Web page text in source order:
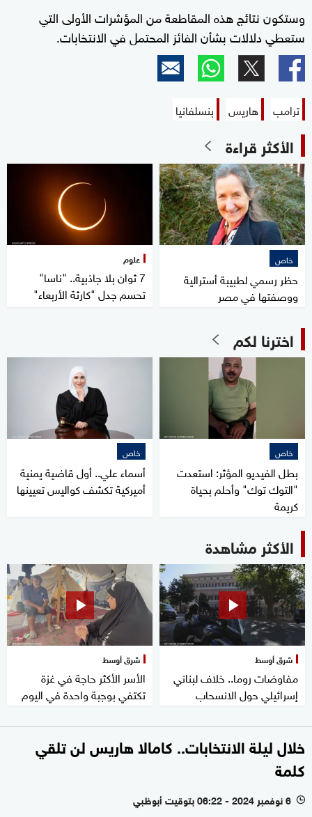
وستكون نتائج هذه المقاطعة من المؤشرات الأولى التي
ستعطي دلالات بشأن الفائز المحتمل في الانتخابات.
ترامب هاريس بنسلفانيا
الأكثر قراءة
خاص
حظر رسمي لطبيبة أسترالية
ووصفتها في مصر
علوم
7 ثوان بلا جاذبية.. "ناسا"
تحسم جدل "كارثة الأربعاء"
اخترنا لكم
خاص
بطل الفيديو المؤثر: استعدت
"التوك توك" وأحلم بحياة
كريمة
خاص
أسماء علي.. أول قاضية يمنية
أميركية تكشف كواليس تعيينها
الأكثر مشاهدة
شرق أوسط
مفاوضات روما.. خلاف لبناني
إسرائيلي حول الانسحاب
شرق أوسط
الأسر الأكثر حاجة في غزة
تكتفي بوجبة واحدة في اليوم
خلال ليلة الانتخابات.. كامالا هاريس لن تلقي
كلمة
l 6 نوفمبر 2024 - 06:22 بتوقيت أبوظبي